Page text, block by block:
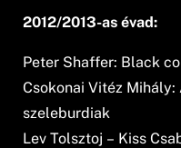
2012/2013-as évad:
Peter Shaffer: Black
Csokonai Vitéz Mihály:
szeleburdiak
Lev Tolsztoj – Kiss